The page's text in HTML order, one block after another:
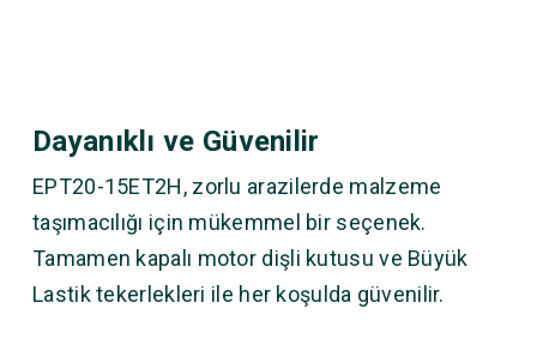
Dayanıklı ve Güvenilir
EPT20-15ET2H, zorlu arazilerde malzeme
taşımacılığı için mükemmel bir seçenek.
Tamamen kapalı motor dişli kutusu ve Büyük
Lastik tekerlekleri ile her koşulda güvenilir.